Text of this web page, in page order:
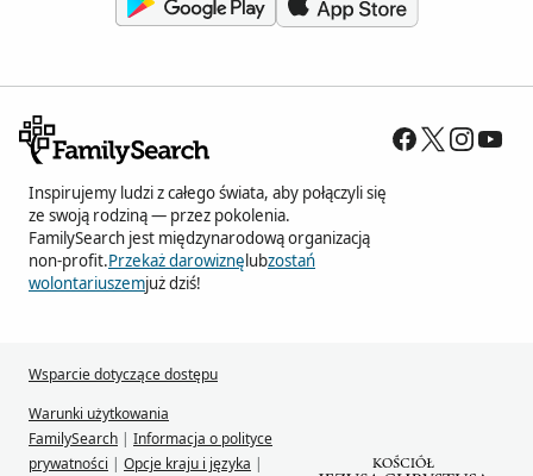
Inspirujemy ludzi z całego świata, aby połączyli się
ze swoją rodziną — przez pokolenia.
FamilySearch jest międzynarodową organizacją
non-profit.Przekaż darowiznęlubzostań
wolontariuszemjuż dziś!
Wsparcie dotyczące dostępu
Warunki użytkowania
FamilySearch | Informacja o polityce
prywatności | Opcje kraju i języka |